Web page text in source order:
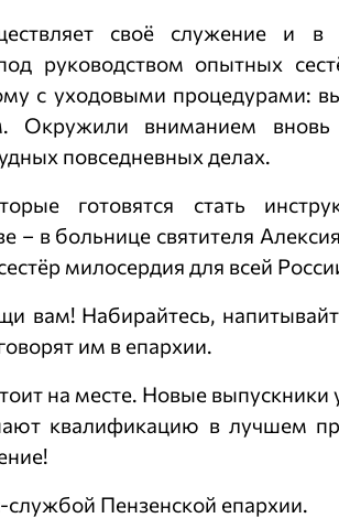
своё служение и в
руководством опытных
с уходовыми процедурами:
Окружили вниманием вновь
повседневных делах.
готовятся стать
– в больнице святителя
милосердия для всей
вам! Набирайтесь,
им в епархии.
на месте. Новые выпускники
квалификацию в лучшем
Пензенской епархии.